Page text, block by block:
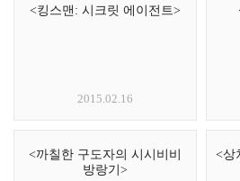
<킹스맨: 시크릿 에이전트>
2015.02.16
<까칠한 구도자의 시시비비
방랑기>
<상